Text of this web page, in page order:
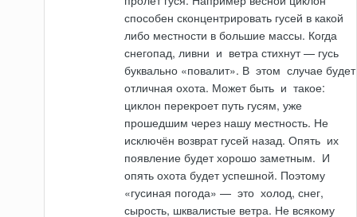
способен сконцентрировать гусей в какой
либо местности в большие массы. Когда
снегопад, ливни и ветра стихнут — гусь
буквально «пова­лит». В этом случае будет
отличная охота. Может быть и такое:
циклон перекроет путь гусям, уже
прошедшим через нашу местность. Не
исключён возврат гу­сей назад. Опять их
появление будет хорошо заметным. И
опять охота будет успешной. Поэтому
«гусиная погода» — это холод, снег,
сырость, шквалистые ветра. Не всякому